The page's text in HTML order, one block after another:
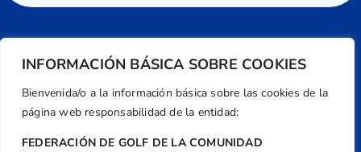
INFORMACIÓN BÁSICA SOBRE COOKIES
Bienvenida/o a la información básica sobre las cookies de la
página web responsabilidad de la entidad:
FEDERACIÓN DE GOLF DE LA COMUNIDAD